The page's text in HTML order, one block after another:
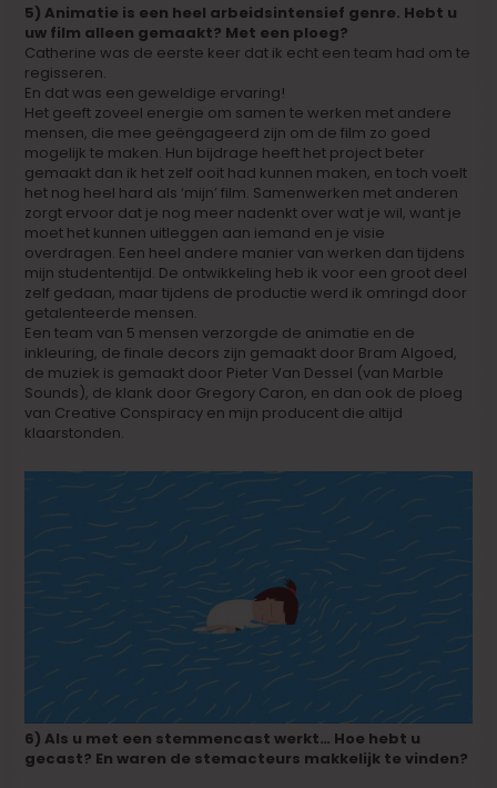
5) Animatie is een heel arbeidsintensief genre. Hebt u
uw film alleen gemaakt? Met een ploeg?
Catherine was de eerste keer dat ik echt een team had om te
regisseren.
En dat was een geweldige ervaring!
Het geeft zoveel energie om samen te werken met andere
mensen, die mee geëngageerd zijn om de film zo goed
mogelijk te maken. Hun bijdrage heeft het project beter
gemaakt dan ik het zelf ooit had kunnen maken, en toch voelt
het nog heel hard als ‘mijn’ film. Samenwerken met anderen
zorgt ervoor dat je nog meer nadenkt over wat je wil, want je
moet het kunnen uitleggen aan iemand en je visie
overdragen. Een heel andere manier van werken dan tijdens
mijn studententijd. De ontwikkeling heb ik voor een groot deel
zelf gedaan, maar tijdens de productie werd ik omringd door
getalenteerde mensen.
Een team van 5 mensen verzorgde de animatie en de
inkleuring, de finale decors zijn gemaakt door Bram Algoed,
de muziek is gemaakt door Pieter Van Dessel (van Marble
Sounds), de klank door Gregory Caron, en dan ook de ploeg
van Creative Conspiracy en mijn producent die altijd
klaarstonden.
6) Als u met een stemmencast werkt… Hoe hebt u
gecast? En waren de stemacteurs makkelijk te vinden?